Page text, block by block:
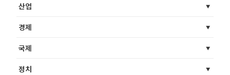
산업
경제
국제
정치